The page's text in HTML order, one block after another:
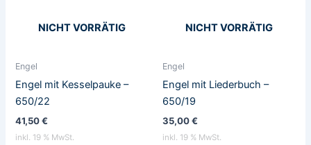
NICHT VORRÄTIG
Engel
Engel mit Kesselpauke –
650/22
41,50€
inkl. 19 % MwSt.
NICHT VORRÄTIG
Engel
Engel mit Liederbuch –
650/19
35,00€
inkl. 19 % MwSt.